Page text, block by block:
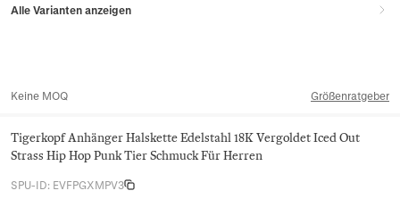
Alle Varianten anzeigen
Keine MOQ Größenratgeber
Tigerkopf Anhänger Halskette Edelstahl 18K Vergoldet Iced Out
Strass Hip Hop Punk Tier Schmuck Für Herren
SPU-ID: EVFPGXMPV3